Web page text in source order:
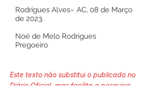
Rodrigues Alves– AC, 08 de Março
de 2023.
Noé de Melo Rodrigues
Pregoeiro
Este texto não substitui o publicado no
Diário Oficial, mas facilita a pesquisa